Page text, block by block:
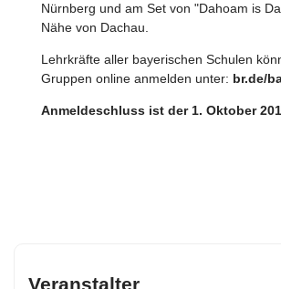
Nürnberg und am Set von "Dahoam is
Nähe von Dachau.
Lehrkräfte aller bayerischen Schulen
Gruppen online anmelden unter: br.de/
Anmeldeschluss ist der 1. Oktober
Veranstalter